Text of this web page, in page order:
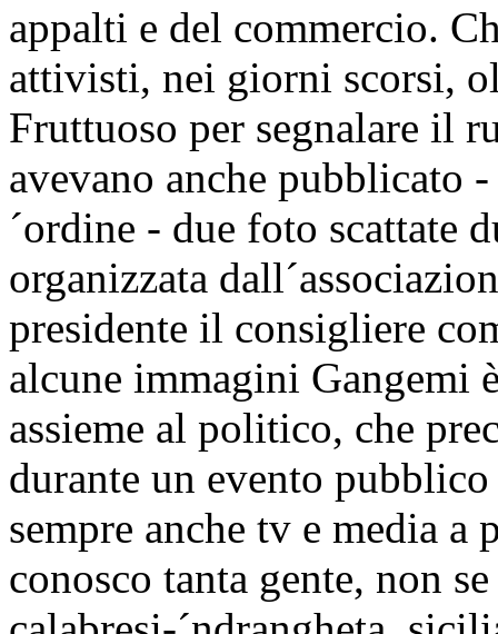
appalti e del commercio.
attivisti, nei giorni scorsi,
Fruttuoso per segnalare il
avevano anche pubblicato
´ordine - due foto scattate
organizzata
presidente il consigliere
alcune immagini Gangemi
assieme al politico, che
durante un evento
sempre anche tv e media
conosco tanta gente, non